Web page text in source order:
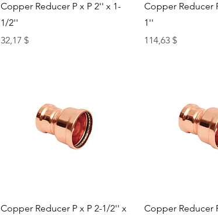
Быстрый просмотр
Copper Reducer P x P 2'' x 1-
1/2''
Цена
32,17 $
Быстрый
Copper Reducer
1''
Цена
114,63 $
Быстрый просмотр
Copper Reducer P x P 2-1/2'' x Быстрый
Copper Reducer